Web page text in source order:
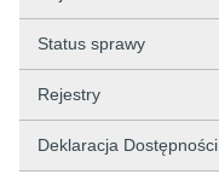
Status sprawy
Rejestry
Deklaracja Dostępności